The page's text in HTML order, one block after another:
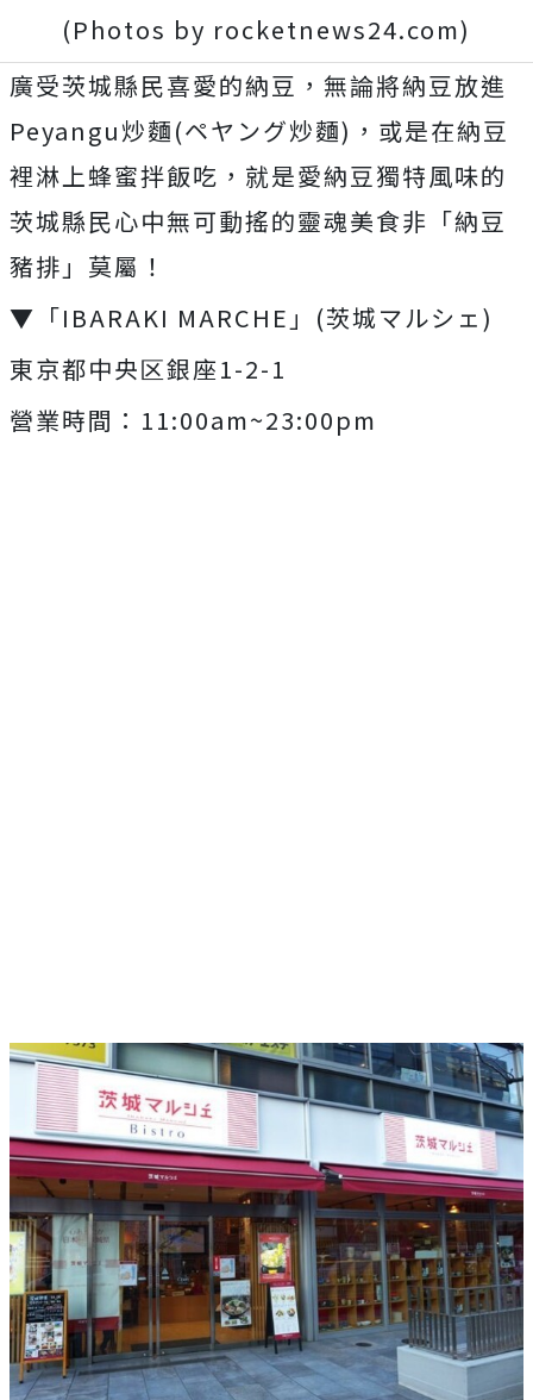
(Photos by rocketnews24.com)
廣受茨城縣民喜愛的納豆，無論將納豆放進
Peyangu炒麵(ペヤング炒麵)，或是在納豆
裡淋上蜂蜜拌飯吃，就是愛納豆獨特風味的
茨城縣民心中無可動搖的靈魂美食非「納豆
豬排」莫屬！
▼「IBARAKI MARCHE」(茨城マルシェ)
東京都中央区銀座1-2-1
營業時間：11:00am~23:00pm